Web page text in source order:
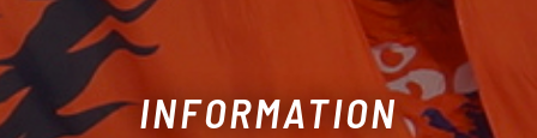
INFORMATION